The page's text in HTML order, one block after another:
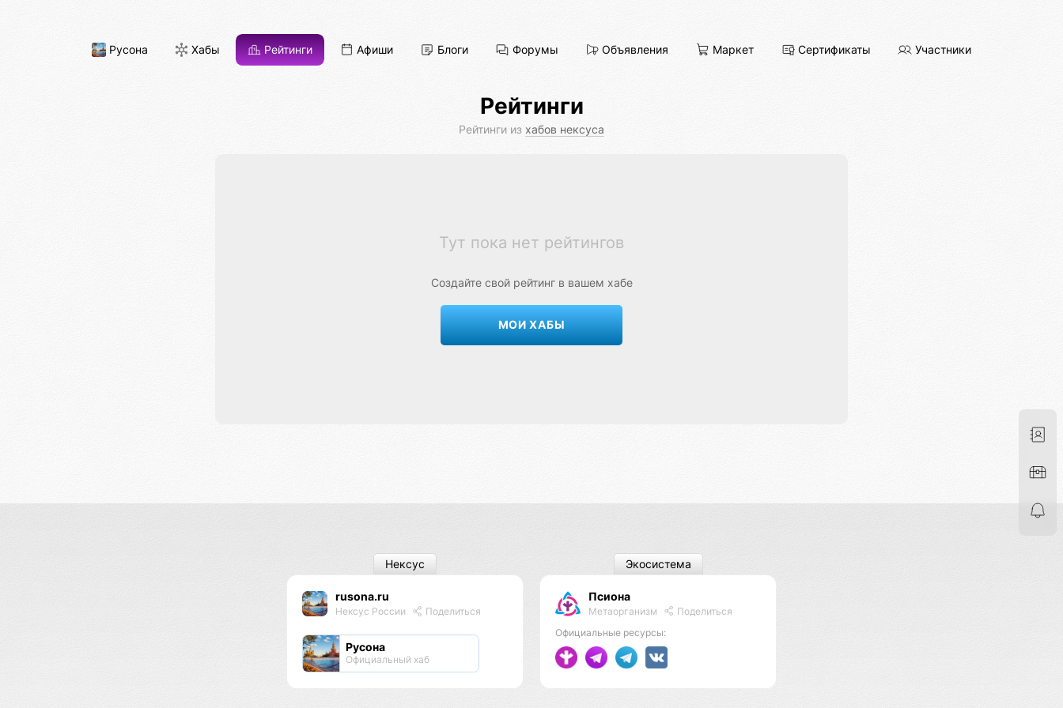
Русона Хабы Рейтинги Афиши Блоги Форумы Объявления Маркет Сертификаты Участники
Рейтинги
Рейтинги из хабов нексуса
Тут пока нет рейтингов
Создайте свой рейтинг в вашем хабе
МОИ ХАБЫ
rusona.ru
Нексус России Поделиться
Русона
Официальный хаб
Нексус
Псиона
Метаорганизм
Поделиться
Официальные ресурсы:
Экосистема